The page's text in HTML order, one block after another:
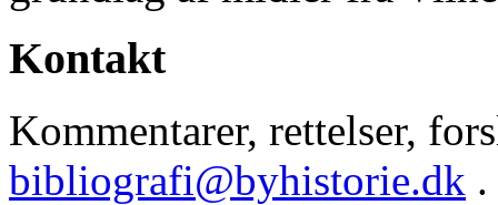
Kontakt
Kommentarer, rettelser,
bibliografi@byhistorie.dk .